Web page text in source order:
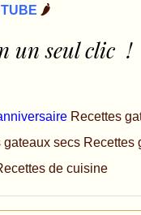
🌶️
un seul clic !
Recettes
gateaux secs Recettes
de cuisine